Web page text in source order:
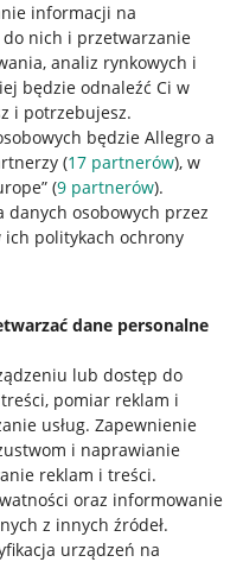
informacji na
nich i przetwarzanie
analiz rynkowych i
będzie odnaleźć Ci w
i potrzebujesz.
będzie Allegro a
(17 partnerów), w
(9 partnerów).
osobowych przez
politykach ochrony
dane personalne
lub dostęp do
pomiar reklam i
usług. Zapewnienie
i naprawianie
reklam i treści.
oraz informowanie
z innych źródeł.
urządzeń na